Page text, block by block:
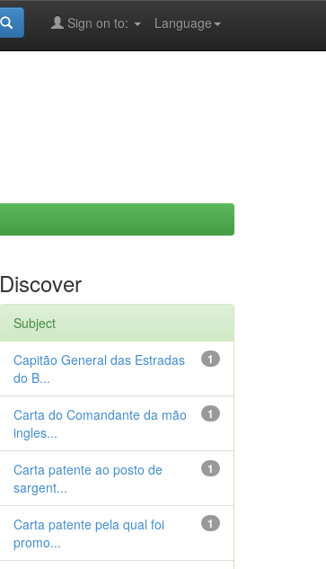
Language
Sign on to:
Discover
Subject
1
Capitão General das Estradas
do B...
1
Carta do Comandante da mão
ingles...
1
Carta patente ao posto de
sargent...
1
Carta patente pela qual foi
promo...